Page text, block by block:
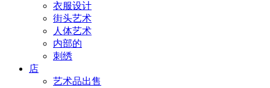
衣服设计
街头艺术
人体艺术
内部的
刺绣
店
艺术品出售